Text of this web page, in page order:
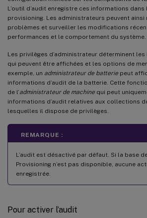
L’outil d’audit enregistre ces informations
provisioning. Les administrateurs peuvent ainsi
problèmes et surveiller les modifications
performances et le comportement du système.
Les privilèges d’administrateur déterminent
qui peuvent être affichées et les options de
exemple, un administrateur de batterie peut
informations d’audit de la batterie. Cette
de l’administrateur de machine qui peut
informations d’audit relatives aux collections
lesquelles il dispose de privilèges.
REMARQUE :
L’audit est désactivé par défaut. Si la base
Provisioning n’est pas disponible, aucune
enregistrée.
Pour activer l’audit